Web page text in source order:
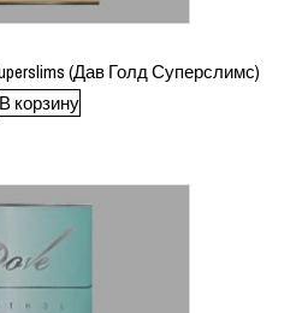
(Дав Голд Суперслимс)
В корзину